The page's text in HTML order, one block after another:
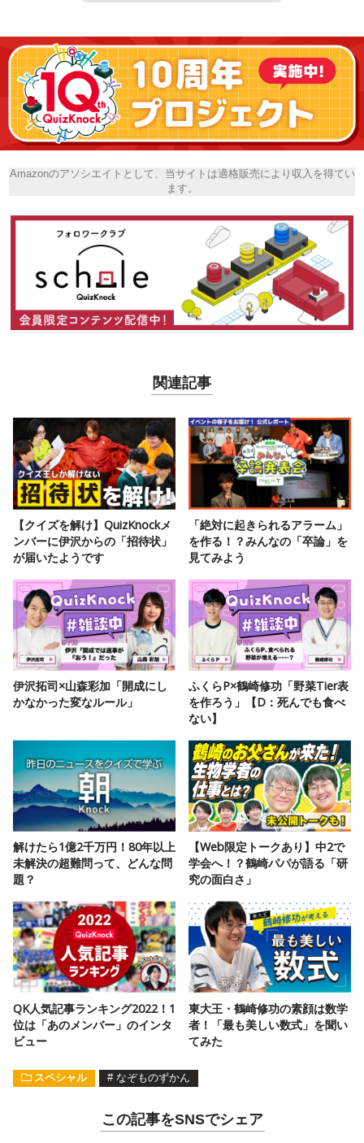
Amazonのアソシエイトとして、当サイトは適格販売により収入を得てい
ます。
関連記事
【クイズを解け】QuizKnockメ
ンバーに伊沢からの「招待状」
が届いたようです
「絶対に起きられるアラーム」
を作る！？みんなの「卒論」を
見てみよう
伊沢拓司×山森彩加「開成にし
かなかった変なルール」
ふくらP×鶴崎修功「野菜Tier表
を作ろう」【D：死んでも食べ
ない】
解けたら1億2千万円！80年以上
未解決の超難問って、どんな問
題？
【Web限定トークあり】中2で
学会へ！？鶴崎パパが語る「研
究の面白さ」
QK人気記事ランキング2022！1
位は「あのメンバー」のインタ
ビュー
東大王・鶴崎修功の素顔は数学
者！「最も美しい数式」を聞い
てみた
スペシャル # なぞものずかん
この記事をSNSでシェア